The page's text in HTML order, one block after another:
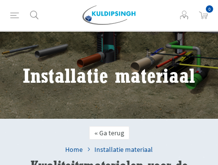
0
Installatie materiaal
Ga terug
Home
Installatie materiaal